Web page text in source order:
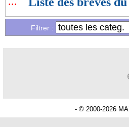
Filtrer :
- © 2000-2026